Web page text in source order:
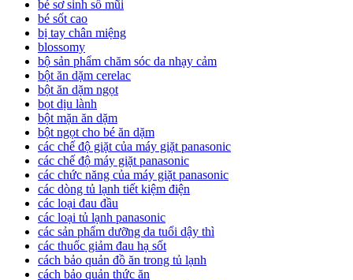
bé sơ sinh sổ mũi
bé sốt cao
bị tay chân miệng
blossomy
bộ sản phẩm chăm sóc da nhạy cảm
bột ăn dặm cerelac
bột ăn dặm ngọt
bọt dịu lành
bột mặn ăn dặm
bột ngọt cho bé ăn dặm
các chế độ giặt của máy giặt panasonic
các chế độ máy giặt panasonic
các chức năng của máy giặt panasonic
các dòng tủ lạnh tiết kiệm điện
các loại đau đầu
các loại tủ lạnh panasonic
các sản phẩm dưỡng da tuổi dậy thì
các thuốc giảm đau hạ sốt
cách bảo quản đồ ăn trong tủ lạnh
cách bảo quản thức ăn